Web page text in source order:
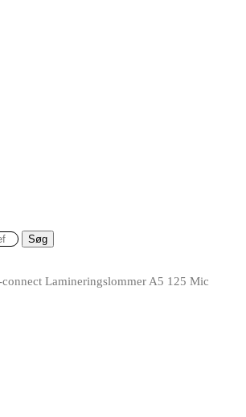
Søg
connect Lamineringslommer A5 125 Mic